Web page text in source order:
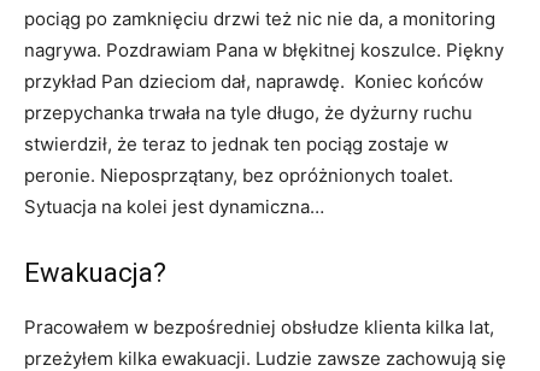
pociąg po zamknięciu drzwi też nic nie da, a monitoring
nagrywa. Pozdrawiam Pana w błękitnej koszulce. Piękny
przykład Pan dzieciom dał, naprawdę. Koniec końców
przepychanka trwała na tyle długo, że dyżurny ruchu
stwierdził, że teraz to jednak ten pociąg zostaje w
peronie. Nieposprzątany, bez opróżnionych toalet.
Sytuacja na kolei jest dynamiczna…
Ewakuacja?
Pracowałem w bezpośredniej obsłudze klienta kilka lat,
przeżyłem kilka ewakuacji. Ludzie zawsze zachowują się